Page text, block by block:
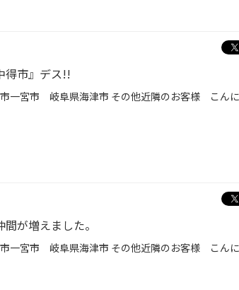
得市』デス!!
が増えました。